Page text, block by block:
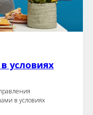
в условиях
в условиях